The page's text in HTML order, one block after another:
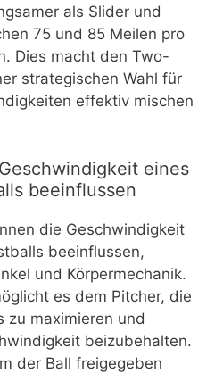
als Slider und
75 und 85 Meilen pro
Dies macht den Two-
strategischen Wahl für
effektiv mischen
eines
beeinflussen
die Geschwindigkeit
beeinflussen,
und Körpermechanik.
es dem Pitcher, die
zu maximieren und
beizubehalten.
der Ball freigegeben